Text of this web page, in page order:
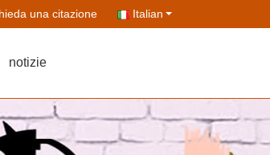
una citazione Italian
notizie